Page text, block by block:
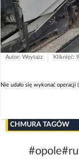
Autor: Woytazz Kliknięć:
Nie udało się wykonać operacji
CHMURA TAGÓW
#opole